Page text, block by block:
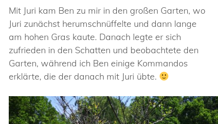
Mit Juri kam Ben zu mir in den großen Garten, wo
Juri zunächst herumschnüffelte und dann lange
am hohen Gras kaute. Danach legte er sich
zufrieden in den Schatten und beobachtete den
Garten, während ich Ben einige Kommandos
erklärte, die der danach mit Juri übte.